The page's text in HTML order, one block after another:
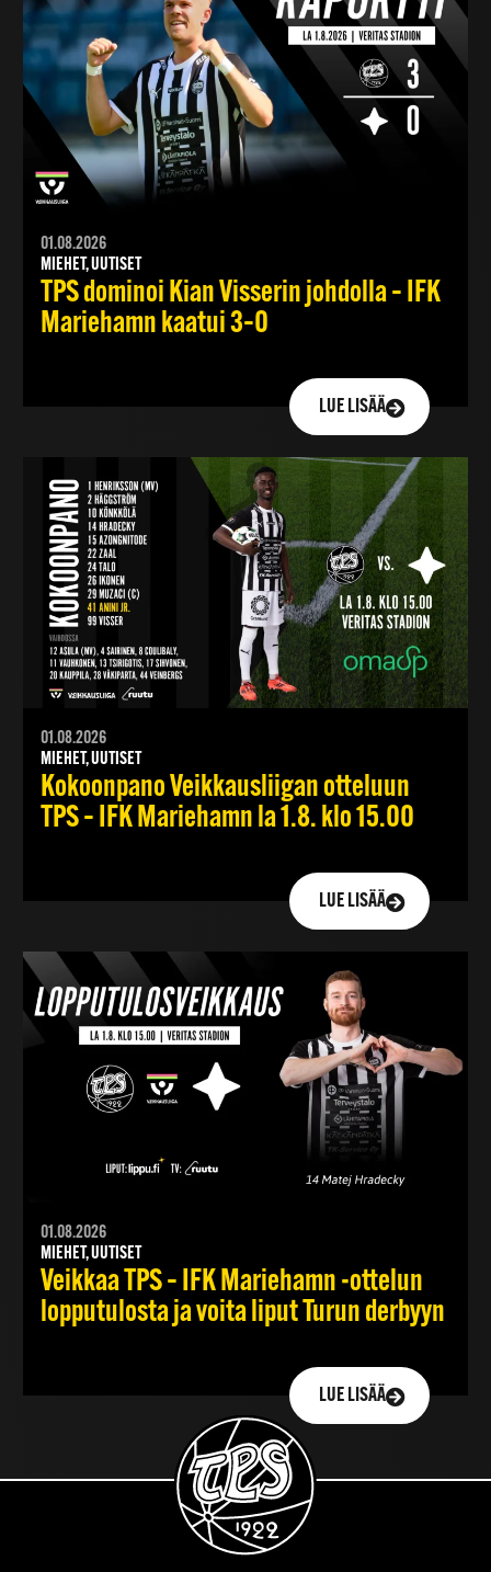
01.08.2026
MIEHET, UUTISET
TPS dominoi Kian Visserin johdolla – IFK
Mariehamn kaatui 3–0
LUE LISÄÄ
01.08.2026
MIEHET, UUTISET
Kokoonpano Veikkausliigan otteluun
TPS – IFK Mariehamn la 1.8. klo 15.00
LUE LISÄÄ
01.08.2026
MIEHET, UUTISET
Veikkaa TPS – IFK Mariehamn -ottelun
lopputulosta ja voita liput Turun derbyyn
LUE LISÄÄ